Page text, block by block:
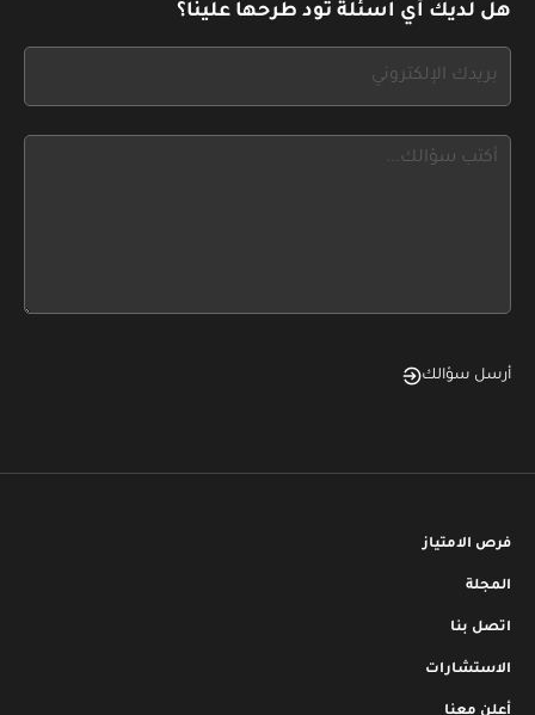
this
form
field
هل لديك أي اسئلة تود طرحها علينا؟
this,
أرسل سؤالك
فرص الامتياز
المجلة
اتصل بنا
الاستشارات